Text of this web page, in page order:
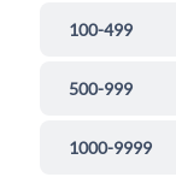
100-499
500-999
1000-9999